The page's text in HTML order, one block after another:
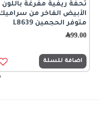
تحفة ريفية مفرغة باللون
الأبيض الفاخر من
متوفر الحجمين L8639
99.00﷼
اضافة للسلة